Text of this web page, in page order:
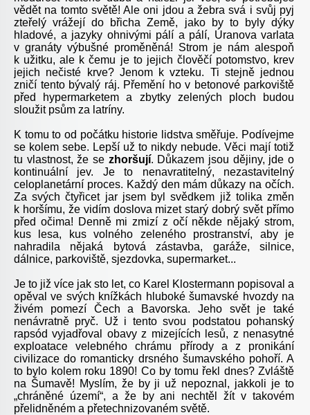
vědět na tomto světě! Ale oni jdou a žebra svá i svůj pyj
zteřelý vrážejí do břicha Země, jako by to byly dýky
hladové, a jazyky ohnivými pálí a pálí, Úranova varlata
v granáty výbušné proměněná! Strom je nám alespoň
k užitku, ale k čemu je to jejich člověčí potomstvo, krev
jejich nečisté krve? Jenom k vzteku. Ti stejně jednou
zničí tento bývalý ráj. Přemění ho v betonové parkoviště
před hypermarketem a zbytky zelených ploch budou
sloužit psům za latríny.
K tomu to od počátku historie lidstva směřuje. Podívejme
se kolem sebe. Lepší už to nikdy nebude. Věci mají totiž
tu vlastnost, že se zhoršují. Důkazem jsou dějiny, jde o
kontinuální jev. Je to nenavratitelný, nezastavitelný
celoplanetární proces. Každý den mám důkazy na očích.
Za svých čtyřicet jar jsem byl svědkem již tolika změn
k horšímu, že vidím doslova mizet starý dobrý svět přímo
před očima! Denně mi zmizí z očí někde nějaký strom,
kus lesa, kus volného zeleného prostranství, aby je
nahradila nějaká bytová zástavba, garáže, silnice,
dálnice, parkoviště, sjezdovka, supermarket...
Je to již více jak sto let, co Karel Klostermann popisoval a
opěval ve svých knížkách hluboké šumavské hvozdy na
živém pomezí Čech a Bavorska. Jeho svět je také
nenávratně pryč. Už i tento svou podstatou pohanský
rapsód vyjadřoval obavy z mizejících lesů, z nenasytné
exploatace velebného chrámu přírody a z pronikání
civilizace do romanticky drsného šumavského pohoří. A
to bylo kolem roku 1890! Co by tomu řekl dnes? Zvláště
na Šumavě! Myslím, že by ji už nepoznal, jakkoli je to
„chráněné území“, a že by ani nechtěl žít v takovém
přelidněném a přetechnizovaném světě.